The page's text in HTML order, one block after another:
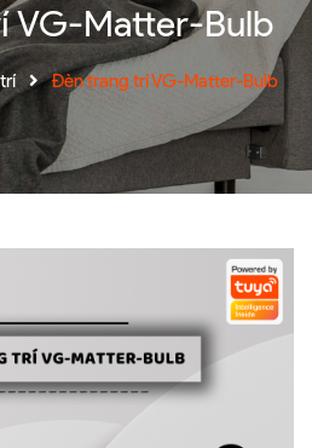
VG-Matter-Bulb
Đèn trang trí VG-Matter-Bulb